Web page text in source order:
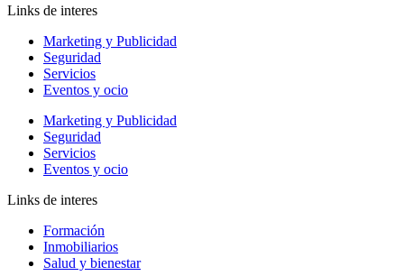
Links de interes
Marketing y Publicidad
Seguridad
Servicios
Eventos y ocio
Marketing y Publicidad
Seguridad
Servicios
Eventos y ocio
Links de interes
Formación
Inmobiliarios
Salud y bienestar